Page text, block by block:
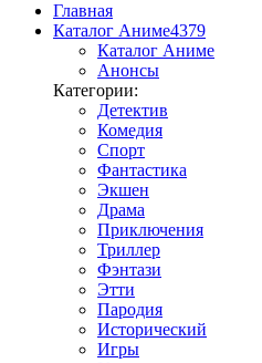
Главная
Каталог Аниме4379
Каталог Аниме
Анонсы
Категории:
Детектив
Комедия
Спорт
Фантастика
Экшен
Драма
Приключения
Триллер
Фэнтази
Этти
Пародия
Исторический
Игры